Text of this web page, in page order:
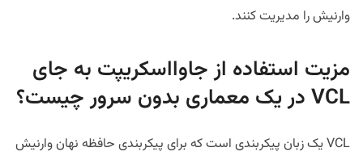
وارنیش را مدیریت کنند.
مزیت استفاده از جاوااسکریپت به جای
VCL در یک معماری بدون سرور چیست؟
VCL یک زبان پیکربندی است که برای پیکربندی حافظه نهان وارنیش